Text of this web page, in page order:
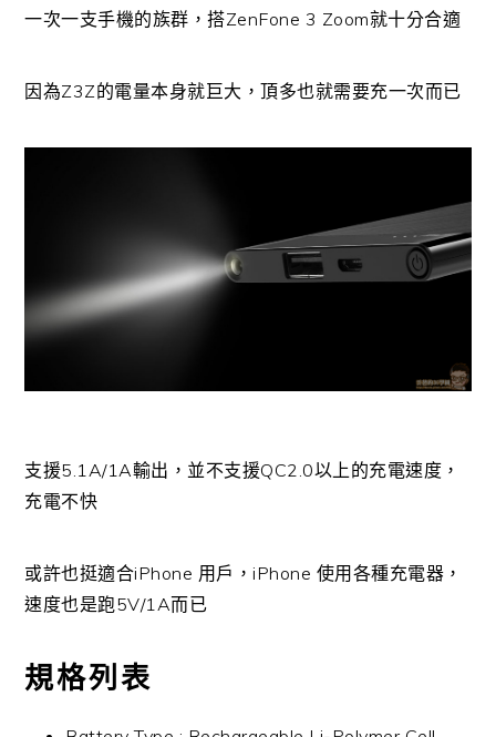
一次一支手機的族群，搭ZenFone 3 Zoom就十分合適
因為Z3Z的電量本身就巨大，頂多也就需要充一次而已
支援5.1A/1A輸出，並不支援QC2.0以上的充電速度，
充電不快
或許也挺適合iPhone 用戶，iPhone 使用各種充電器，
速度也是跑5V/1A而已
規格列表